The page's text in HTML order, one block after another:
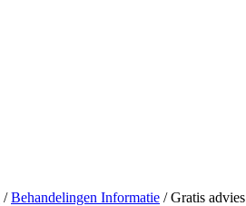
/Behandelingen Informatie /Gratis advies